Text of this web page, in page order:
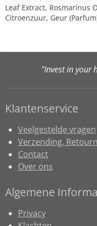
Leaf Extract, Rosmarinus
Citroenzuur, Geur
"Invest in your
Klantenservice
Veelgestelde vragen
Verzending,
Contact
Over ons
Algemene
Privacy